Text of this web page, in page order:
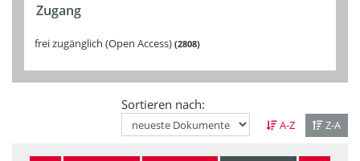
Zugang
frei zugänglich (Open Access) 2808
Sortieren nach:
A-Z Z-A